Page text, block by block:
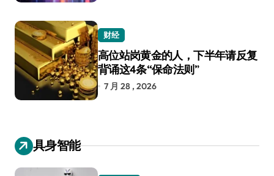
财经
高位站岗黄金的人，下半年请反复
背诵这4条“保命法则”
7 月 28 , 2026
具身智能